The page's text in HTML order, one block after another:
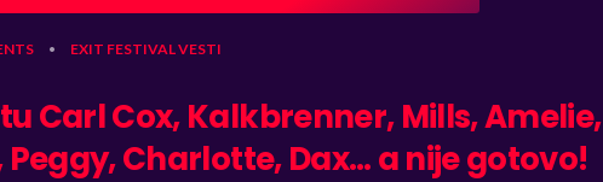
• EXIT FESTIVALVESTI
Carl Cox, Kalkbrenner, Mills, Amelie,
Peggy, Charlotte, Dax… a nije gotovo!